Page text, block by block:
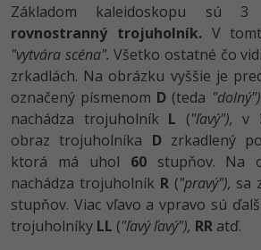
VB.NET
SQL
UML -80%
Algoritmy -41%
Umelá inteligencia -10%
Pre deti
Základom kaleidoskopu sú 3
rovnostranný trojuholník.V
"vytvára scéna". Všetko ostatné čo
zrkadlách. Na obrázku vyššie je
označený písmenom D (teda
nachádza trojuholník L ("ľavý"), v
obraz trojuholníka Dzrkadlený
ktorá má uhol 60stupňov. Na
nachádza trojuholník R("pravý"), sa
stupňov. Viac vľavo a vpravo sú
trojuholníky LL ("ľavý ľavý"), RR atď.